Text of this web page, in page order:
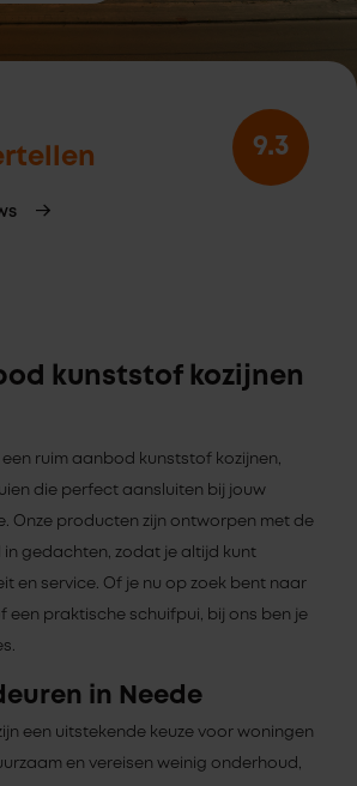
9.3
kunststof kozijnen
een ruim aanbod kunststof kozijnen,
die perfect aansluiten bij jouw
Onze producten zijn ontworpen met de
gedachten, zodat je altijd kunt
en service. Of je nu op zoek bent naar
een praktische schuifpui, bij ons ben je
in Neede
een uitstekende keuze voor woningen
en vereisen weinig onderhoud,